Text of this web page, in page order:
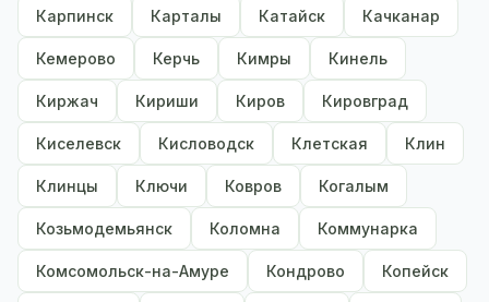
Карпинск Карталы Катайск Качканар
Кемерово Керчь Кимры Кинель
Киржач Кириши Киров Кировград
Киселевск Кисловодск Клетская Клин
Клинцы Ключи Ковров Когалым
Козьмодемьянск Коломна Коммунарка
Комсомольск-на-Амуре Кондрово Копейск